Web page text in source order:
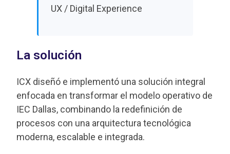
UX / Digital Experience
La solución
ICX diseñó e implementó una solución integral
enfocada en transformar el modelo operativo de
IEC Dallas, combinando la redefinición de
procesos con una arquitectura tecnológica
moderna, escalable e integrada.